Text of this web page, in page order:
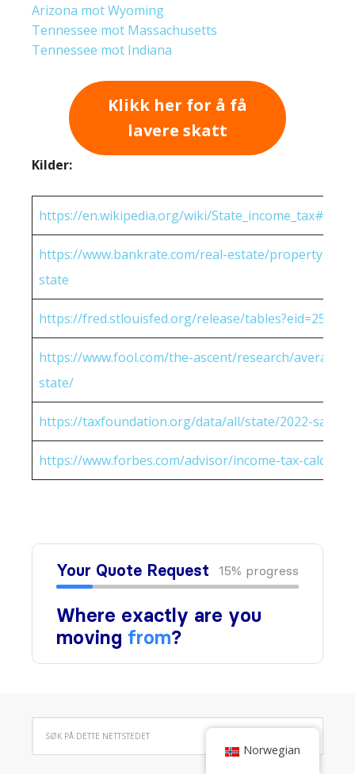
Arizona mot Wyoming
Tennessee mot Massachusetts
Tennessee mot Indiana
Klikk her for å få
lavere skatt
Kilder:
https://en.wikipedia.org/wiki/
https://www.bankrate.com/real-estate/property-
state
https://fred.stlouisfed.org/release/
https://www.fool.com/the-ascent/research/average-
state/
https://taxfoundation.org/data/all/state/2022-sales-
https://www.forbes.com/advisor/income-tax-
Norwegian